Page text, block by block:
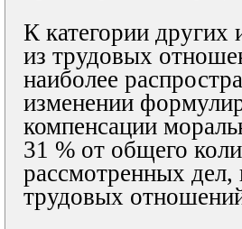
К категории
из трудовых
наиболее
изменении
компенсации
31 % от общего
рассмотренных
трудовых